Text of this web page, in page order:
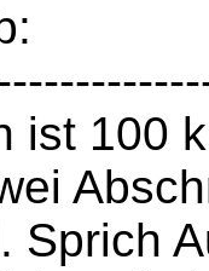
ist 100
Sprich